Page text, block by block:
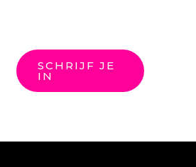
SCHRIJF JE
IN